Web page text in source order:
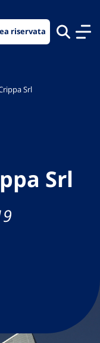
riservata
Srl
Srl